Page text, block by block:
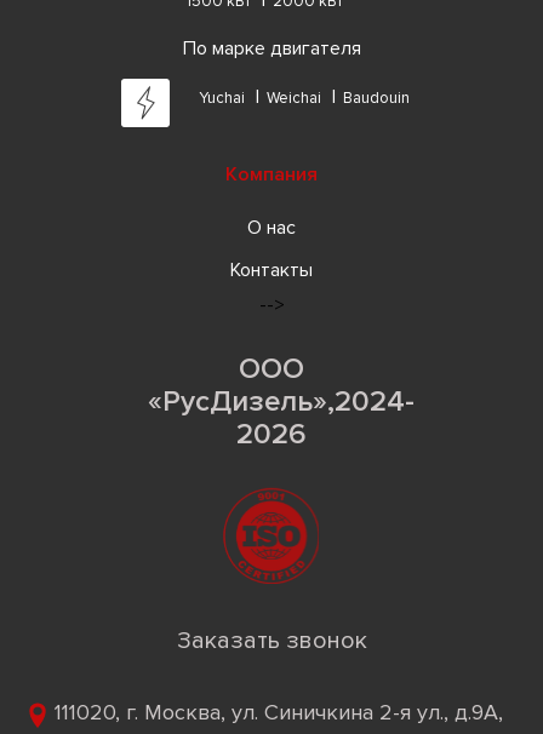
По марке двигателя
Yuchai Weichai Baudouin
Компания
О нас
Контакты
-->
ООО
«РусДизель»,2024-
2026
Заказать звонок
111020, г. Москва, ул. Синичкина 2-я ул., д.9А,